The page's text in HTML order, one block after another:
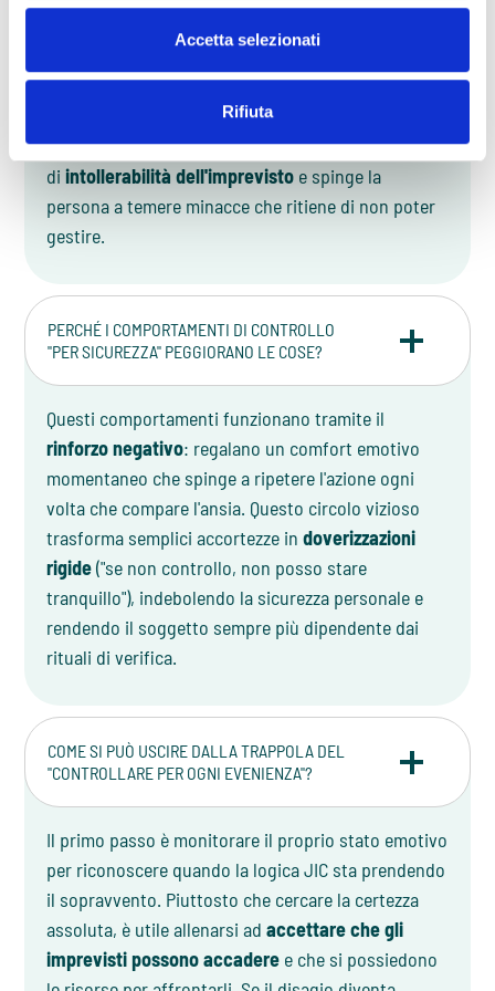
Accetta selezionati
Rifiuta
evitare potenziali disastri futuri, spinti dal dubbio e
dall'insicurezza. Sebbene nasca per rassicurarsi,
essa alimenta l'ansia poiché aumenta la percezione
diintollerabilità dell'imprevisto e spinge la
persona a temere minacce che ritiene di non poter
gestire.
PERCHÉ I COMPORTAMENTI DI CONTROLLO
"PER SICUREZZA" PEGGIORANO LE COSE?
Questi comportamenti funzionano tramite il
rinforzo negativo: regalano un comfort emotivo
momentaneo che spinge a ripetere l'azione ogni
volta che compare l'ansia. Questo circolo vizioso
trasforma semplici accortezze indoverizzazioni
rigide("se non controllo, non posso stare
tranquillo"), indebolendo la sicurezza personale e
rendendo il soggetto sempre più dipendente dai
rituali di verifica.
COME SI PUÒ USCIRE DALLA TRAPPOLA DEL
"CONTROLLARE PER OGNI EVENIENZA"?
Il primo passo è monitorare il proprio stato emotivo
per riconoscere quando la logica JIC sta prendendo
il sopravvento. Piuttosto che cercare la certezza
assoluta, è utile allenarsi adaccettare che gli
imprevisti possono accadere e che si possiedono